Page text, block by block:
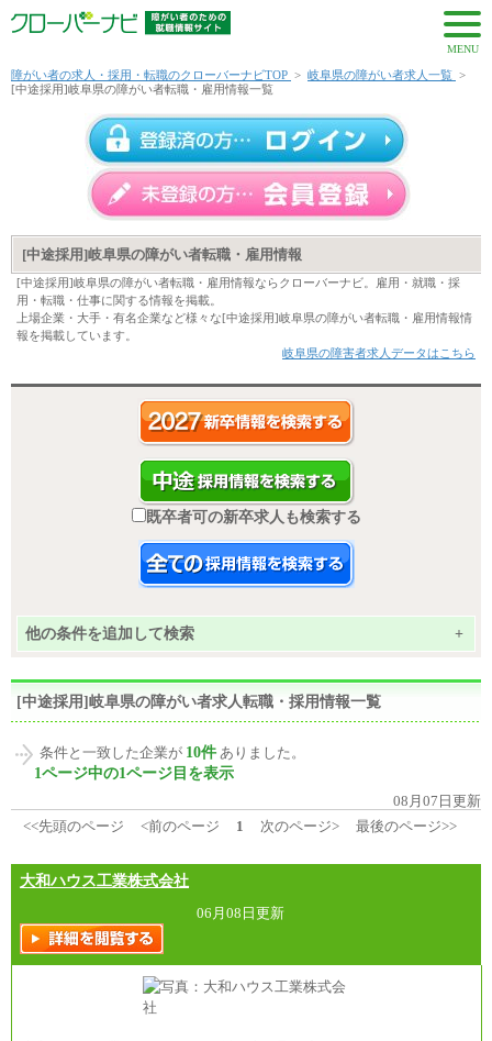
MENU
障がい者の求人・採用・転職のクローバーナビTOP > 岐阜県の障がい者求人一覧 >
[中途採用]岐阜県の障がい者転職・雇用情報一覧
[中途採用]岐阜県の障がい者転職・雇用情報
[中途採用]岐阜県の障がい者転職・雇用情報ならクローバーナビ。雇用・就職・採
用・転職・仕事に関する情報を掲載。
上場企業・大手・有名企業など様々な[中途採用]岐阜県の障がい者転職・雇用情報情
報を掲載しています。
岐阜県の障害者求人データはこちら
既卒者可の新卒求人も検索する
他の条件を追加して検索 +
[中途採用]岐阜県の障がい者求人転職・採用情報一覧
条件と一致した企業が 10件 ありました。
1ページ中の1ページ目を表示
08月07日更新
<<先頭のページ
<前のページ 1 次のページ> 最後のページ>>
大和ハウス工業株式会社
06月08日更新